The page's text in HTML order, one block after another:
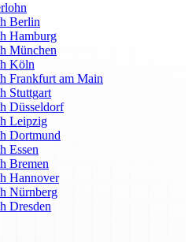
Berlin
Hamburg
München
Köln
Frankfurt am Main
Stuttgart
Düsseldorf
Leipzig
Dortmund
Essen
Bremen
Hannover
Nürnberg
Dresden